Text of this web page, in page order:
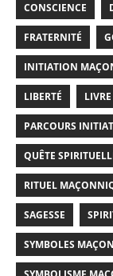
CONSCIENCE
FRATERNITÉ
INITIATION
LIBERTÉ
PARCOURS
QUÊTE
RITUEL
SAGESSE
SYMBOLES